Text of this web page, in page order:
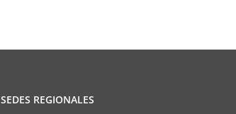
SEDES REGIONALES